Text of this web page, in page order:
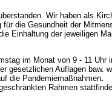
Wir haben als
für die Gesundheit der
Einhaltung der jeweiligen
im Monat von 9 - 11 Uhr
gesetzlichen Auflagen baw.
die Pandemiemaßnahmen.
Rahmen